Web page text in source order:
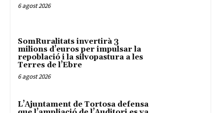
6 agost 2026
SomRuralitats invertirà 3
milions d’euros per impulsar la
repoblació i la silvopastura a les
Terres de l’Ebre
6 agost 2026
L’Ajuntament de Tortosa defensa